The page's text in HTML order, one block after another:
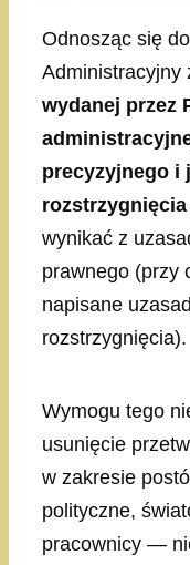
Odnosząc się
Administracyjny
wydanej przez
precyzyjnego i
rozstrzygnięcia
wynikać z
prawnego (przy
napisane
rozstrzygnięcia).
Wymogu tego
usunięcie
w zakresie
polityczne,
pracownicy —